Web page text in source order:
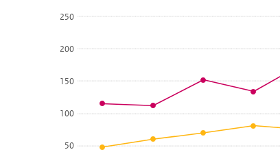
per week van 1 februari tot 11 april 2021 (bron:
De grafiek heeft 1 X-as die categories weergeeft.
50
100
150
200
250